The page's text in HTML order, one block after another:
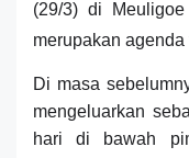
(29/3) di
merupakan
Di masa
mengeluarkan
hari di bawah